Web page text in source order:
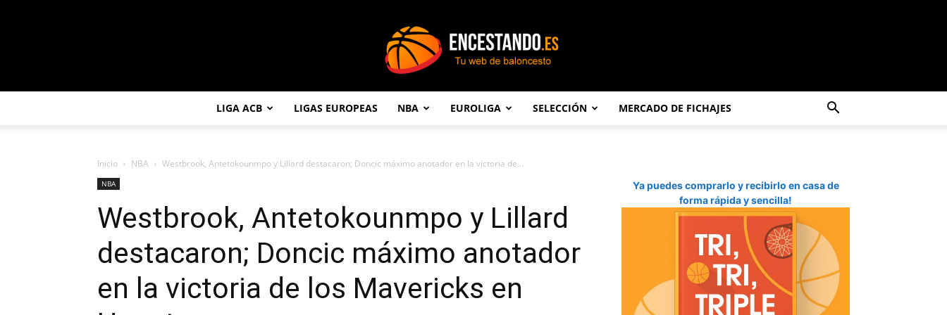
LIGA ACB LIGAS EUROPEAS NBA EUROLIGA SELECCIÓN MERCADO DE FICHAJES
Inicio NBA Westbrook, Antetokounmpo y Lillard destacaron; Doncic máximo anotador en la victoria de...
NBA
Westbrook, Antetokounmpo y Lillard
destacaron; Doncic máximo anotador
en la victoria de los Mavericks en
Ya puedes comprarlo y recibirlo en casa de
forma rápida y sencilla!